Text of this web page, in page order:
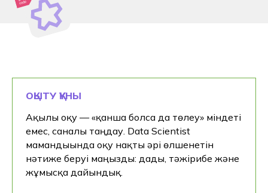
ОҚЫТУ ҚҰНЫ
Ақылы оқу — «қанша болса да төлеу» міндеті
емес, саналы таңдау. Data Scientist
мамандығында оқу нақты әрі өлшенетін
нәтиже беруі маңызды: дағды, тәжірибе және
жұмысқа дайындық.
+7